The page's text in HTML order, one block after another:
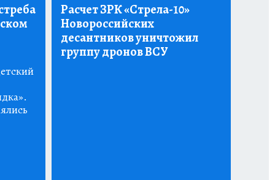
Расчет ЗРК «Стрела-10»
Новороссийских
десантников уничтожил
группу дронов ВСУ